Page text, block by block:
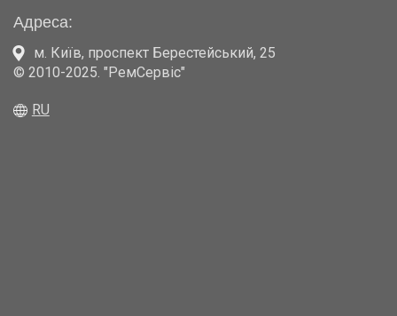
Адреса:
м. Київ, проспект Берестейський, 25
© 2010-2025. "РемСервіс"
RU